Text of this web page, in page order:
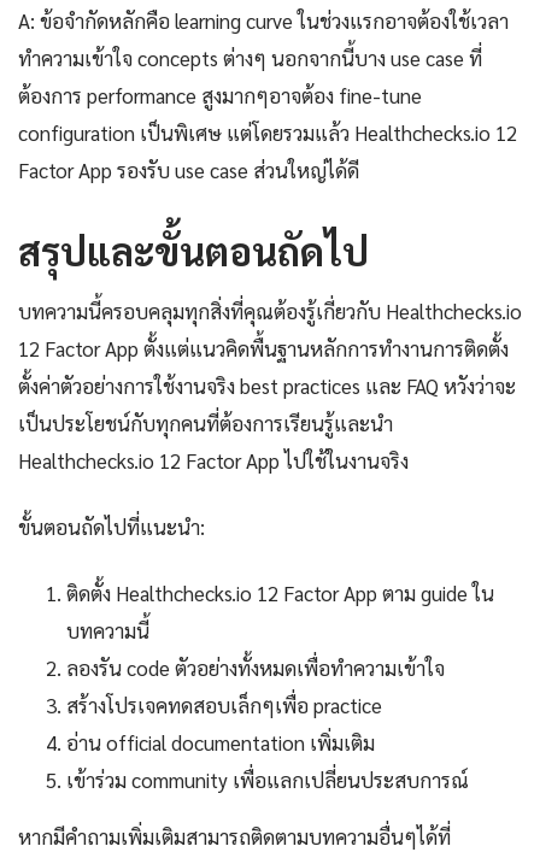
A: ข้อจำกัดหลักคือ learning curve ในช่วงแรกอาจต้องใช้เวลา
ทำความเข้าใจ concepts ต่างๆ นอกจากนี้บาง use case ที่
ต้องการ performance สูงมากๆอาจต้อง fine-tune
configuration เป็นพิเศษ แต่โดยรวมแล้ว Healthchecks.io 12
Factor App รองรับ use case ส่วนใหญ่ได้ดี
สรุปและขั้นตอนถัดไป
บทความนี้ครอบคลุมทุกสิ่งที่คุณต้องรู้เกี่ยวกับ Healthchecks.io
12 Factor App ตั้งแต่แนวคิดพื้นฐานหลักการทำงานการติดตั้ง
ตั้งค่าตัวอย่างการใช้งานจริง best practices และ FAQ หวังว่าจะ
เป็นประโยชน์กับทุกคนที่ต้องการเรียนรู้และนำ
Healthchecks.io 12 Factor App ไปใช้ในงานจริง
ขั้นตอนถัดไปที่แนะนำ:
ติดตั้ง Healthchecks.io 12 Factor App ตาม guide ใน
บทความนี้
ลองรัน code ตัวอย่างทั้งหมดเพื่อทำความเข้าใจ
สร้างโปรเจคทดสอบเล็กๆเพื่อ practice
อ่าน official documentation เพิ่มเติม
เข้าร่วม community เพื่อแลกเปลี่ยนประสบการณ์
หากมีคำถามเพิ่มเติมสามารถติดตามบทความอื่นๆได้ที่